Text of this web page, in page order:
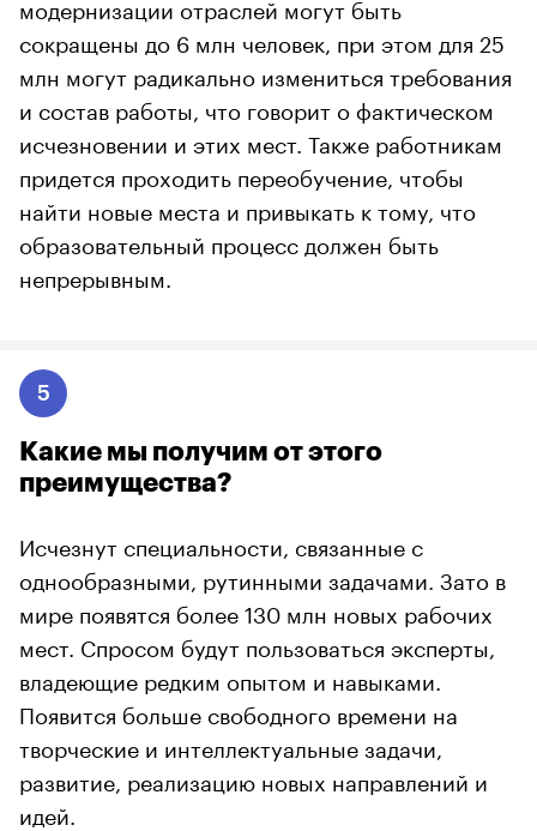
модернизации отраслей могут быть
сокращены до 6 млн человек, при этом для 25
млн могут радикально измениться требования
и состав работы, что говорит о фактическом
исчезновении и этих мест. Также работникам
придется проходить переобучение, чтобы
найти новые места и привыкать к тому, что
образовательный процесс должен быть
непрерывным.
5
Какие мы получим от этого
преимущества?
Исчезнут специальности, связанные с
однообразными, рутинными задачами. Зато в
мире появятся более 130 млн новых рабочих
мест. Спросом будут пользоваться эксперты,
владеющие редким опытом и навыками.
Появится больше свободного времени на
творческие и интеллектуальные задачи,
развитие, реализацию новых направлений и
идей.